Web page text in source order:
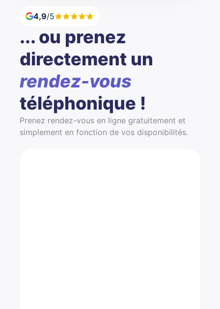
4,9/5
... ou prenez
directement un
rendez-vous
téléphonique !
Prenez rendez-vous en ligne gratuitement et
simplement en fonction de vos disponibilités.